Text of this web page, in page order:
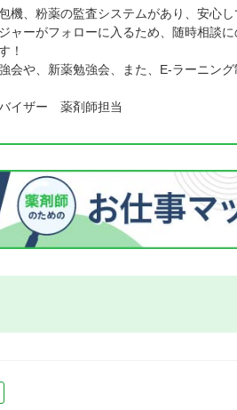
機、粉薬の監査システムがあり、安心し
ャーがフォローに入るため、随時相談
！
会や、新薬勉強会、また、E-ラーニン
イザー 薬剤師担当